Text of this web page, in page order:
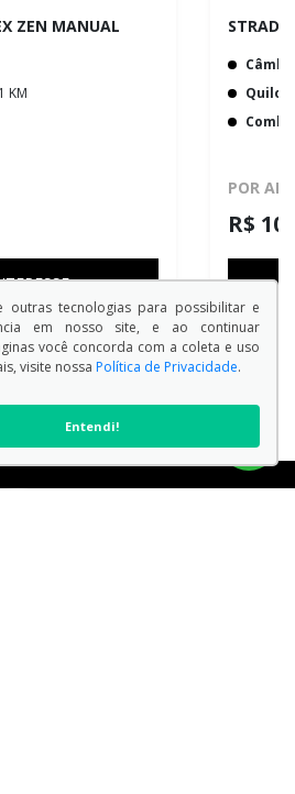
ZEN MANUAL
KM
POR
R$
OS MODELOS
outras tecnologias para possibilitar e
em nosso site, e ao continuar
você concorda com a coleta e uso
visite nossa Política de Privacidade.
Entendi!